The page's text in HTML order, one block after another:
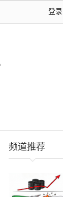
登录
频道推荐